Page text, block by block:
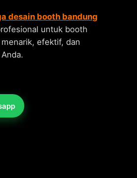
desain booth bandung
untuk booth
efektif, dan